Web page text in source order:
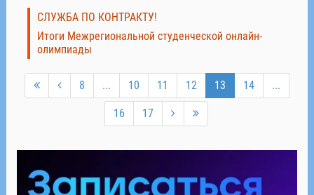
СЛУЖБА ПО КОНТРАКТУ!
Итоги Межрегиональной студенческой онлайн-
олимпиады
8 ... 10 11 12 13 14 ...
16 17